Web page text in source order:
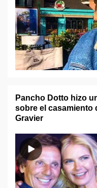
Pancho Dotto hizo
sobre el casamiento
Gravier